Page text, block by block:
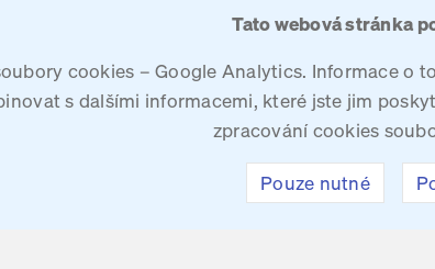
Tato webová stránka
cookies – Google Analytics. Informace
s dalšími informacemi, které jste jim
zpracování cookies
Pouze nutné